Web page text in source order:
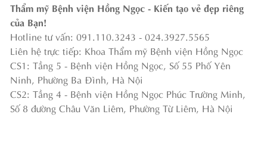
Thẩm mỹ Bệnh viện Hồng Ngọc - Kiến tạo vẻ đẹp riêng
của Bạn!
Hotline tư vấn: 091.110.3243 - 024.3927.5565
Liên hệ trực tiếp: Khoa Thẩm mỹ Bệnh viện Hồng Ngọc
CS1: Tầng 5 - Bệnh viện Hồng Ngọc, Số 55 Phố Yên
Ninh, Phường Ba Đình, Hà Nội
CS2: Tầng 4 - Bệnh viện Hồng Ngọc Phúc Trường Minh,
Số 8 đường Châu Văn Liêm, Phường Từ Liêm, Hà Nội